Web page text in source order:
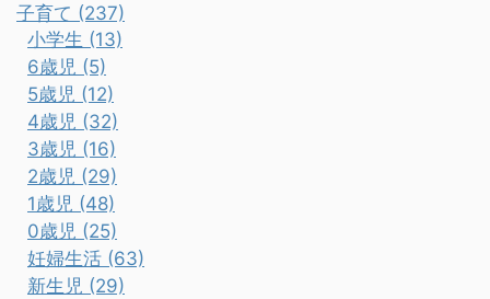
子育て (237)
小学生 (13)
6歳児 (5)
5歳児 (12)
4歳児 (32)
3歳児 (16)
2歳児 (29)
1歳児 (48)
0歳児 (25)
妊婦生活 (63)
新生児 (29)